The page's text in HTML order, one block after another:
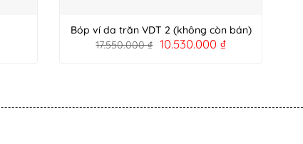
Bóp ví da trăn VDT 2 (không còn bán)
17.550.000₫ 10.530.000 ₫